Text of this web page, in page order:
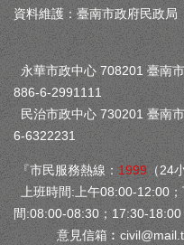
資料維護：臺南市政府民政局
永華市政中心 708201 臺南
886-6-2991111
民治市政中心 730201 臺
6-6322231
『市民服務熱線： 1999 （24
上班時間:上午08:00-12:00
間:08:00-08:30；17:30-18:00
意見信箱︰